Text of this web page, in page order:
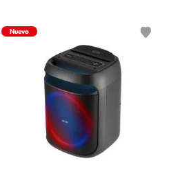
Nuevo
iphone 17 pro
funda iphone 17
funda iphone 17 pro max
iphone 15
audifonos